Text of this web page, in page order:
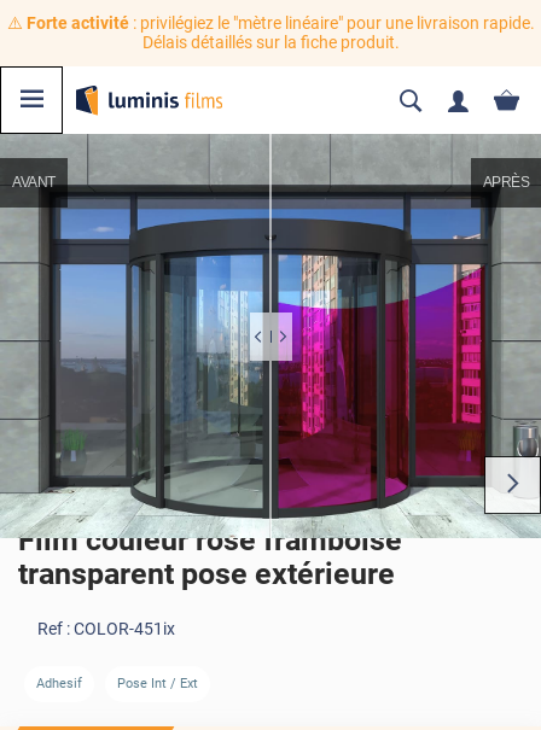
⚠️ Forte activité: privilégiez le "mètre linéaire" pour une livraison rapide.
Délais détaillés sur la fiche produit.
AVANT APRÈS
AVANT
Film couleur rose framboise
transparent pose extérieure
Ref :COLOR-451ix
Adhesif Pose Int / Ext